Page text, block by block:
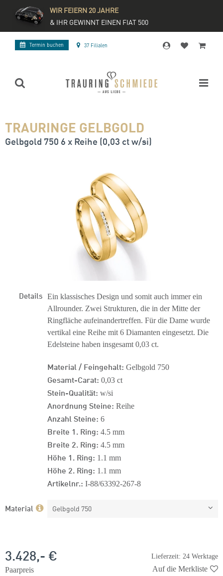
WIR FEIERN 20 JAHRE
& IHR GEWINNT EINEN FIAT 500
Termin buchen 37 Filialen
TRAURINGE GELBGOLD
Gelbgold 750 6 x Reihe (0,03 ct w/si)
Details Ein klassisches Design und somit auch immer ein
Allrounder. Zwei Strukturen, die in der Mitte der
Ringfläche aufeinandertreffen. Für die Dame wurde
vertikal eine Reihe mit 6 Diamanten eingesetzt. Die
Edelsteine haben insgesamt 0,03 ct.
Material / Feingehalt: Gelbgold 750
Gesamt-Carat: 0,03 ct
Stein-Qualität: w/si
Anordnung Steine: Reihe
Anzahl Steine: 6
Breite 1. Ring: 4.5 mm
Breite 2. Ring: 4.5 mm
Höhe 1. Ring: 1.1 mm
Höhe 2. Ring: 1.1 mm
Artikelnr.: I-88/63392-267-8
Material Gelbgold 750
Lieferzeit: 24 Werktage
3.428,- €
Paarpreis
Auf die Merkliste